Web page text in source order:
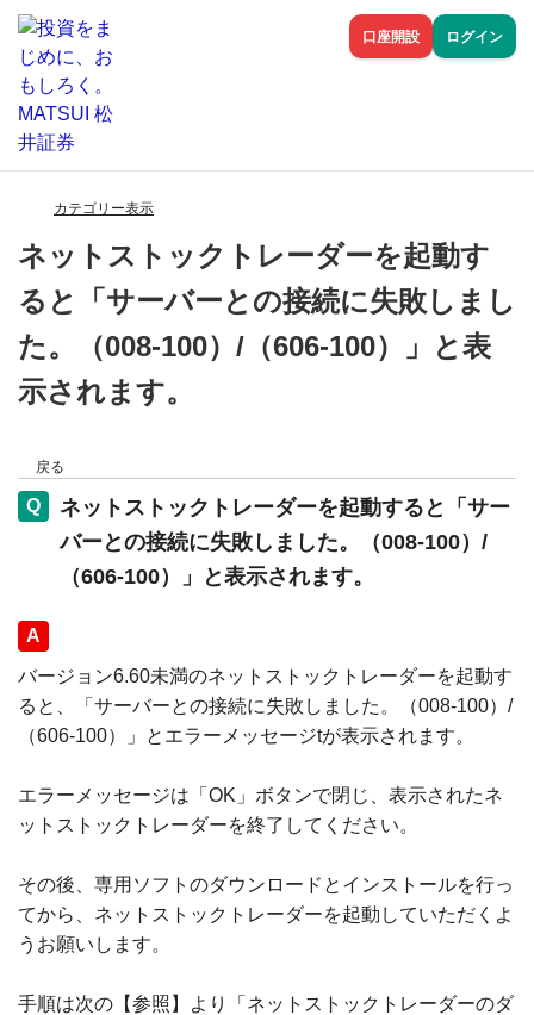
口座開設 ログイン
カテゴリー表示
ネットストックトレーダーを起動す
ると「サーバーとの接続に失敗しまし
た。（008-100）/（606-100）」と表
示されます。
戻る
ネットストックトレーダーを起動すると「サー
バーとの接続に失敗しました。（008-100）/
（606-100）」と表示されます。
回答
バージョン6.60未満のネットストックトレーダーを起動す
ると、「サーバーとの接続に失敗しました。（008-100）/
（606-100）」とエラーメッセージtが表示されます。
エラーメッセージは「OK」ボタンで閉じ、表示されたネ
ットストックトレーダーを終了してください。
その後、専用ソフトのダウンロードとインストールを行っ
てから、ネットストックトレーダーを起動していただくよ
うお願いします。
手順は次の【参照】より「ネットストックトレーダーのダ